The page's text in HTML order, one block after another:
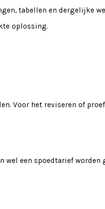
tabellen en dergelijke
oplossing.
Voor het reviseren of
een spoedtarief worden